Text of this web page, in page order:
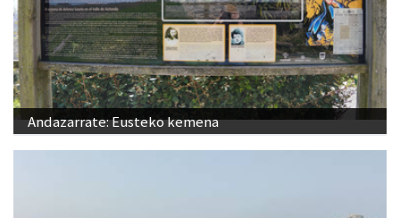
Andazarrate: Eusteko kemena